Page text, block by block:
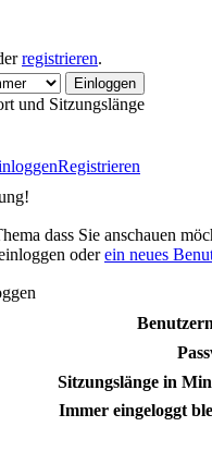
registrieren.
und Sitzungslänge
Registrieren
dass Sie anschauen
oderein neues
Sitzungslänge in
Immer eingeloggt